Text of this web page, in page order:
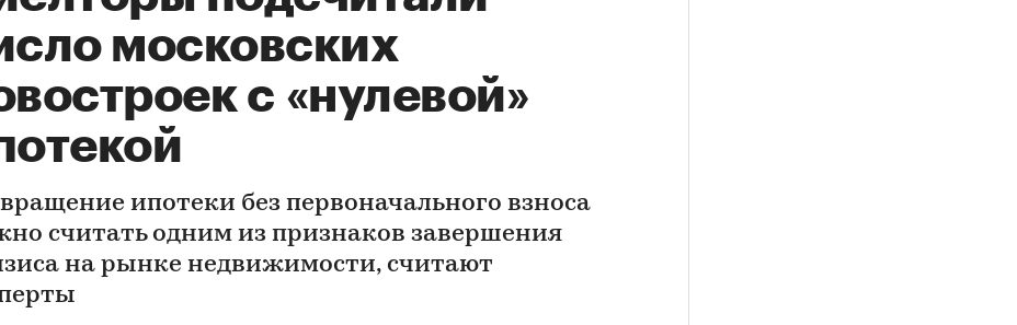
московских
с «нулевой»
ипотеки без первоначального взноса
считать одним из признаков завершения
на рынке недвижимости, считают